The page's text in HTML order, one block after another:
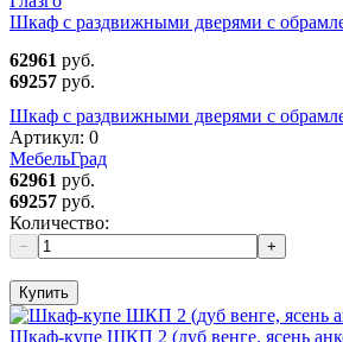
Шкаф с раздвижными дверями с
62961 руб.
69257 руб.
Шкаф с раздвижными дверями с
Артикул: 0
МебельГрад
62961 руб.
69257 руб.
Количество:
− +
Купить
Шкаф-купе ШКП 2 (дуб венге, ясень